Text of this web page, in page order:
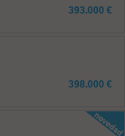
393.000 €
398.000 €